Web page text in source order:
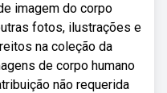
imagem do corpo
fotos, ilustrações e
na coleção da
de corpo humano
não requerida